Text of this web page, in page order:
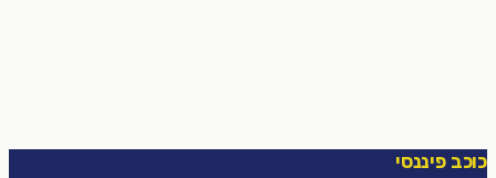
כוכב פיננסי